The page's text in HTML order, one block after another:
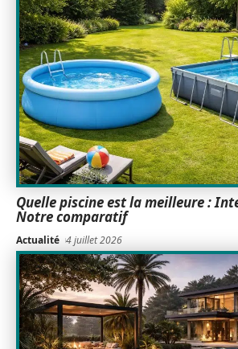
Quelle piscine est la meilleure :
Notre comparatif
Actualité 4 juillet 2026